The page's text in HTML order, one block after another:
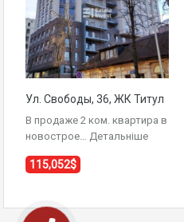
Ул. Свободы, 36, ЖК Титул
В продаже 2 ком. квартира в
новострое… Детальніше
115,052$